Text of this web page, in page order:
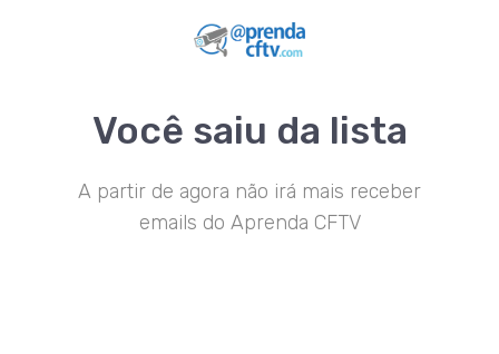
Você saiu da lista
A partir de agora não irá mais receber
emails do Aprenda CFTV